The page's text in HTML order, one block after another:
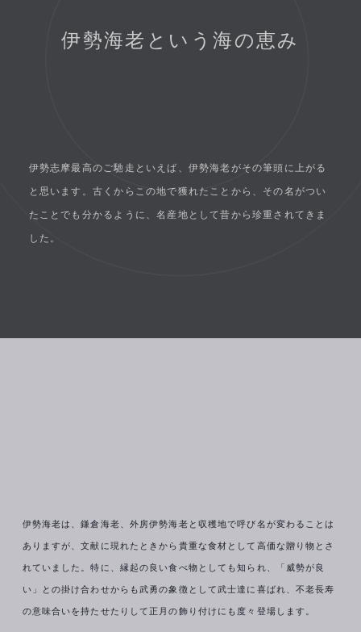
伊勢海老という海の恵み
伊勢志摩最高のご馳走といえば、伊勢海老がその筆頭に上がる
と思います。古くからこの地で獲れたことから、その名がつい
たことでも分かるように、名産地として昔から珍重されてきま
した。
伊勢海老は、鎌倉海老、外房伊勢海老と収穫地で呼び名が変わることは
ありますが、文献に現れたときから貴重な食材として高価な贈り物とさ
れていました。特に、縁起の良い食べ物としても知られ、「威勢が良
い」との掛け合わせからも武勇の象徴として武士達に喜ばれ、不老長寿
の意味合いを持たせたりして正月の飾り付けにも度々登場します。